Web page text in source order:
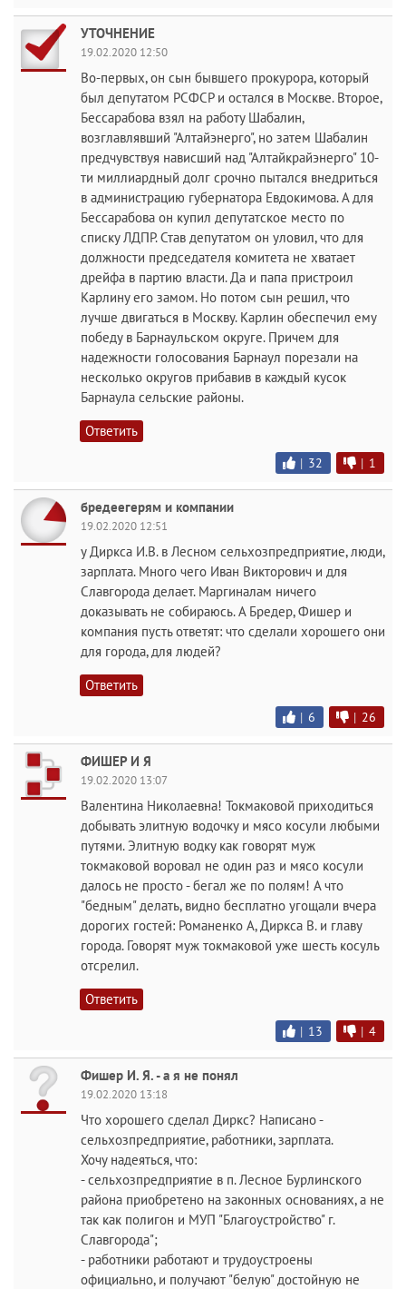
УТОЧНЕНИЕ
19.02.2020 12:50
Во-первых, он сын бывшего прокурора, который
был депутатом РСФСР и остался в Москве. Второе,
Бессарабова взял на работу Шабалин,
возглавлявший "Алтайэнерго", но затем Шабалин
предчувствуя нависший над "Алтайкрайэнерго" 10-
ти миллиардный долг срочно пытался внедриться
в администрацию губернатора Евдокимова. А для
Бессарабова он купил депутатское место по
списку ЛДПР. Став депутатом он уловил, что для
должности председателя комитета не хватает
дрейфа в партию власти. Да и папа пристроил
Карлину его замом. Но потом сын решил, что
лучше двигаться в Москву. Карлин обеспечил ему
победу в Барнаульском округе. Причем для
надежности голосования Барнаул порезали на
несколько округов прибавив в каждый кусок
Барнаула сельские районы.
Ответить
| 32 | 1
бредеегерям и компании
19.02.2020 12:51
у Диркса И.В. в Лесном сельхозпредприятие, люди,
зарплата. Много чего Иван Викторович и для
Славгорода делает. Маргиналам ничего
доказывать не собираюсь. А Бредер, Фишер и
компания пусть ответят: что сделали хорошего они
для города, для людей?
Ответить
| 6 | 26
ФИШЕР И Я
19.02.2020 13:07
Валентина Николаевна! Токмаковой приходиться
добывать элитную водочку и мясо косули любыми
путями. Элитную водку как говорят муж
токмаковой воровал не один раз и мясо косули
далось не просто - бегал же по полям! А что
"бедным" делать, видно бесплатно угощали вчера
дорогих гостей: Романенко А, Диркса В. и главу
города. Говорят муж токмаковой уже шесть косуль
отсрелил.
Ответить
| 13 | 4
Фишер И. Я. - а я не понял
19.02.2020 13:18
Что хорошего сделал Диркс? Написано -
сельхозпредприятие, работники, зарплата.
Хочу надеяться, что:
- сельхозпредприятие в п. Лесное Бурлинского
района приобретено на законных основаниях, а не
так как полигон и МУП "Благоустройство" г.
Славгорода";
- работники работают и трудоустроены
официально, и получают "белую" достойную не